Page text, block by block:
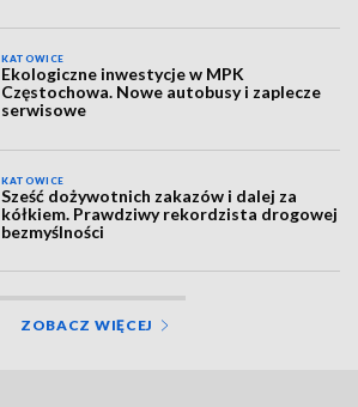
KATOWICE
Ekologiczne inwestycje w MPK
Częstochowa. Nowe autobusy i zaplecze
serwisowe
KATOWICE
Sześć dożywotnich zakazów i dalej za
kółkiem. Prawdziwy rekordzista drogowej
bezmyślności
ZOBACZ WIĘCEJ